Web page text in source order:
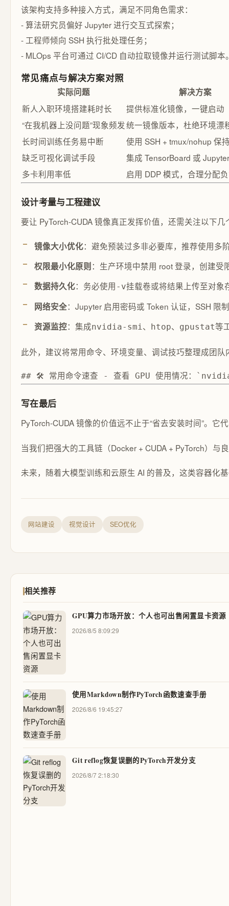
该架构支持多种接入方式，满足不同角色需求：
- 算法研究员偏好 Jupyter 进行交互式探索；
- 工程师倾向 SSH 执行批处理任务；
- MLOps 平台可通过 CI/CD 自动拉取镜像并运行测试脚本
常见痛点与解决方案对照
实际问题
解决方案
新人入职环境搭建耗时长
提供标准化镜像，一键启动
“在我机器上没问题”现象频发统一镜像版本，杜绝环境漂
长时间训练任务易中断
使用 SSH + tmux/nohup 保
缺乏可视化调试手段
集成 TensorBoard 或
多卡利用率低
启用 DDP 模式，合理分配
设计考量与工程建议
要让 PyTorch-CUDA 镜像真正发挥价值，还需关注以下几
镜像大小优化：避免预装过多非必要库，推荐使用多
权限最小化原则 ：生产环境中禁用 root 登录，创建受
数据持久化：务必使用 -v挂载卷或将结果上传至对象
网络安全：Jupyter 启用密码或 Token 认证，SSH 限
资源监控：集成nvidia-smi、 htop、 gpustat等
此外，建议将常用命令、环境变量、调试技巧整理成团
## 🛠️ 常用命令速查 - 查看 GPU 使用情况：
写在最后
PyTorch-CUDA 镜像的价值远不止于“省去安装时间”。它
当我们把强大的工具链（Docker + CUDA + PyTorch）
未来，随着大模型训练和云原生 AI 的普及，这类容器化
网站建设 视觉设计 SEO优化
相关推荐
GPU算力市场开放：个人也可出售闲置显卡资源
2026/8/5 8:09:29
使用Markdown制作PyTorch函数速查手册
2026/8/6 19:45:27
Git reflog恢复误删的PyTorch开发分支
2026/8/7 2:18:30